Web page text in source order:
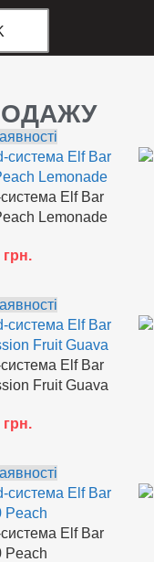
Elf Bar
Lemonade
грн.
Elf Bar
Fruit Guava
грн.
Elf Bar
Peach